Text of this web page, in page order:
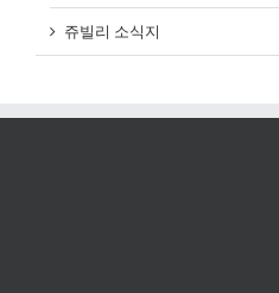
쥬빌리 소식지